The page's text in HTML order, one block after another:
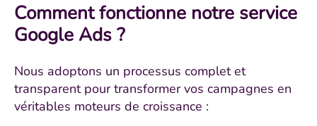
Comment fonctionne notre service
Google Ads ?
Nous adoptons un processus complet et
transparent pour transformer vos campagnes en
véritables moteurs de croissance :